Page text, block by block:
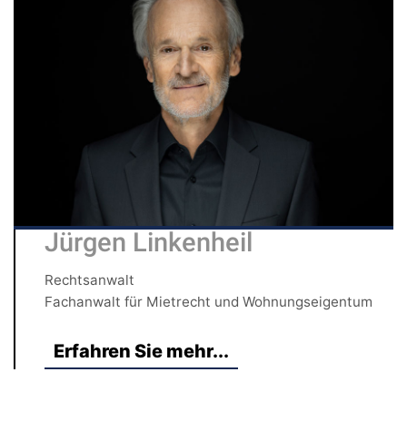
Jürgen Linkenheil
Rechtsanwalt
Fachanwalt für Mietrecht und Wohnungseigentum
Erfahren Sie mehr...